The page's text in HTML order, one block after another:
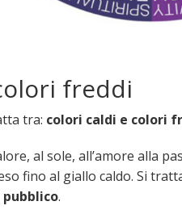
freddi
tra: colori caldi e colori
al sole, all’amore alla
fino al giallo caldo. Si
.